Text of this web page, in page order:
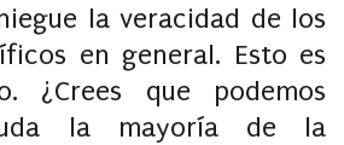
la veracidad de los
en general. Esto es
¿Crees que podemos
la mayoría de la